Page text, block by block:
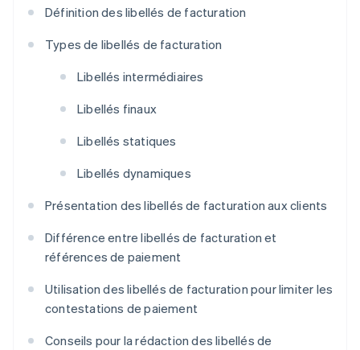
Définition des libellés de facturation
Types de libellés de facturation
Libellés intermédiaires
Libellés finaux
Libellés statiques
Libellés dynamiques
Présentation des libellés de facturation aux clients
Différence entre libellés de facturation et
références de paiement
Utilisation des libellés de facturation pour limiter les
contestations de paiement
Conseils pour la rédaction des libellés de